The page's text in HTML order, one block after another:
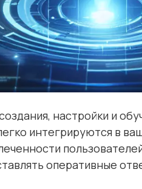
настройки и
интегрируются в
оперативные